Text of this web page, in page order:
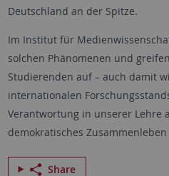
Deutschland an der Spitze.
Im Institut für
solchen Phänomenen und
Studierenden auf – auch damit
internationalen
Verantwortung in unserer Lehre
demokratisches
Share